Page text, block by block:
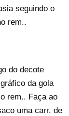
seguindo o
rem..
do decote
da gola
rem.. Faça ao
uma carr. de